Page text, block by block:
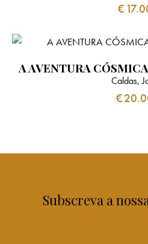
€
A AVENTURA
Caldas,
€
Subscreva a